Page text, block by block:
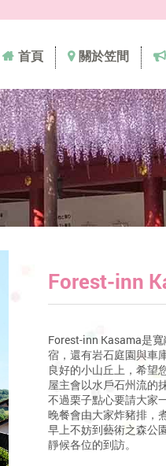
首頁 關於笠間
Forest-inn
Forest-inn Kasama是
宿，還有岩石庭園與車
良好的小山丘上，希望
屋主會以水戶石州流的
不過栗子點心要請大家
晚餐會由大家炸豬排，
早上不妨到藝術之森公
靜候各位的到訪。